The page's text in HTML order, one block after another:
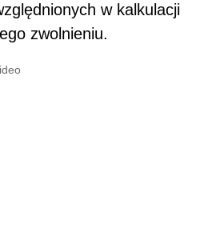
w kalkulacji
zwolnieniu.